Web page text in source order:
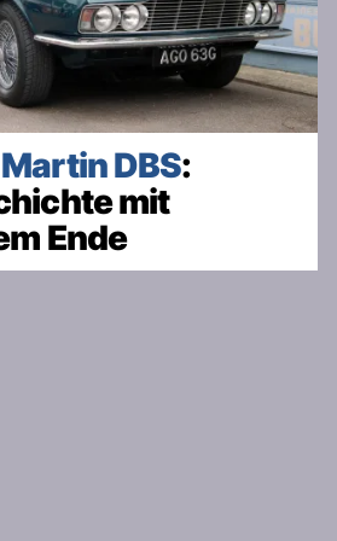
DBS:
mit
Ende